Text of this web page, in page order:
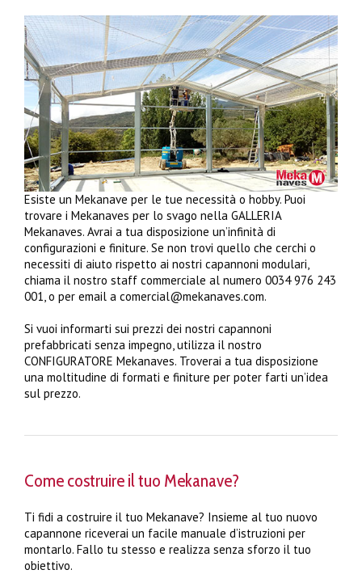
Esiste un Mekanave per le tue necessità o hobby. Puoi
trovare i Mekanaves per lo svago nella GALLERIA
Mekanaves. Avrai a tua disposizione un’infinità di
configurazioni e finiture. Se non trovi quello che cerchi o
necessiti di aiuto rispetto ai nostri capannoni modulari,
chiama il nostro staff commerciale al numero 0034 976 243
001, o per email a comercial@mekanaves.com.
Si vuoi informarti sui prezzi dei nostri capannoni
prefabbricati senza impegno, utilizza il nostro
CONFIGURATORE Mekanaves. Troverai a tua disposizione
una moltitudine di formati e finiture per poter farti un’idea
sul prezzo.
Come costruire il tuo Mekanave?
Ti fidi a costruire il tuo Mekanave? Insieme al tuo nuovo
capannone riceverai un facile manuale d’istruzioni per
montarlo. Fallo tu stesso e realizza senza sforzo il tuo
obiettivo.